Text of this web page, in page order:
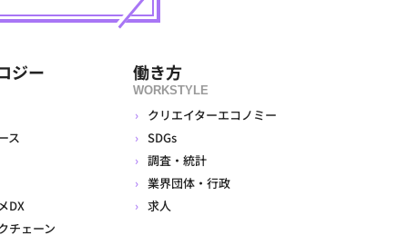
ジー
ス
DX
チェーン
働き方
WORKSTYLE
クリエイターエコノミー
SDGs
調査・統計
業界団体・行政
求人